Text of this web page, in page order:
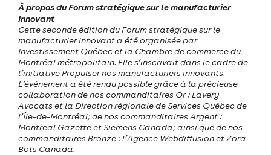
À propos du Forum stratégique sur le manufacturier
innovant
Cette seconde édition du Forum stratégique sur le
manufacturier innovant a été organisée par
Investissement Québec et la Chambre de commerce du
Montréal métropolitain. Elle s’inscrivait dans le cadre de
l’initiative Propulser nos manufacturiers innovants.
L’événement a été rendu possible grâce à la précieuse
collaboration de nos commanditaires Or : Lavery
Avocats et la Direction régionale de Services Québec de
l’Île-de-Montréal; de nos commanditaires Argent :
Montreal Gazette et Siemens Canada; ainsi que de nos
commanditaires Bronze : l’Agence Webdiffusion et Zora
Bots Canada.